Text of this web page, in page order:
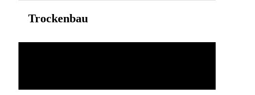
Trockenbau